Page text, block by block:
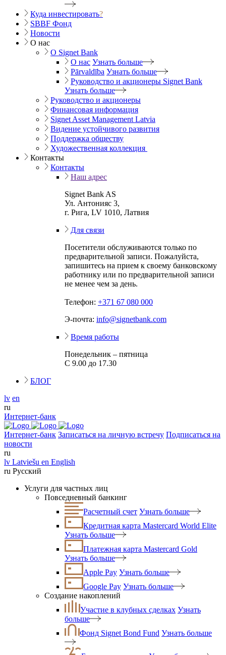
Куда инвестировать?
SBBF Фонд
Новости
О нас
O Signet Bank
О нас Узнать больше
Pārvaldība Узнать больше
Руководство и акционеры Signet Bank
Узнать больше
Руководство и акционеры
Финансовая информация
Signet Asset Management Latvia
Видение устойчивого развития
Поддержка обществу
Художественная коллекция
Контакты
Контакты
Наш адрес
Signet Bank AS
Ул. Антонияс 3,
г. Рига, LV 1010, Латвия
Для связи
Посетители обслуживаются только по
предварительной записи. Пожалуйста,
запишитесь на прием к своему банковскому
работнику или по предварительной записи
не менее чем за день.
Телефон: +371 67 080 000
Э-почта: info@signetbank.com
Время работы
Понедельник – пятница
С 9.00 до 17.30
БЛОГ
lv en
ru
Интернет-банк
Интернет-банк Записаться на личную встречу Подписаться на
новости
ru
lv Latviešu en English
ru Русский
Услуги для частных лиц
Повседневный банкинг
Расчетный счет Узнать больше
Кредитная карта Mastercard World Elite
Узнать больше
Платежная карта Mastercard Gold
Узнать больше
Apple Pay Узнать больше
Google Pay Узнать больше
Создание накоплений
Участие в клубных сделках Узнать
больше
Фонд Signet Bond Fund Узнать больше